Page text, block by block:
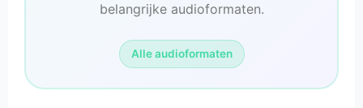
belangrijke audioformaten.
Alle audioformaten